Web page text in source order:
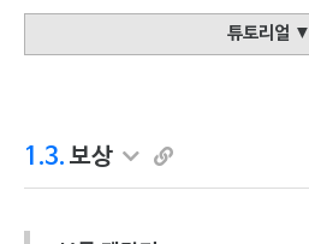
튜토리얼 ▼
1.3. 보상